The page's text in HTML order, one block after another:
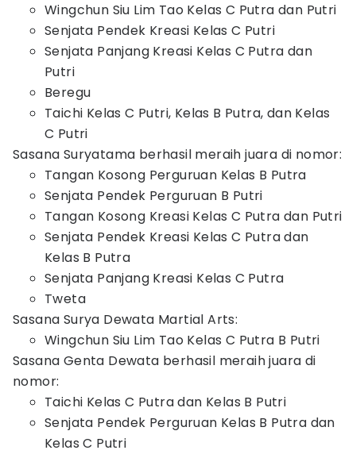
Wingchun Siu Lim Tao Kelas C Putra dan Putri
Senjata Pendek Kreasi Kelas C Putri
Senjata Panjang Kreasi Kelas C Putra dan
Putri
Beregu
Taichi Kelas C Putri, Kelas B Putra, dan Kelas
C Putri
Sasana Suryatama berhasil meraih juara di nomor:
Tangan Kosong Perguruan Kelas B Putra
Senjata Pendek Perguruan B Putri
Tangan Kosong Kreasi Kelas C Putra dan Putri
Senjata Pendek Kreasi Kelas C Putra dan
Kelas B Putra
Senjata Panjang Kreasi Kelas C Putra
Tweta
Sasana Surya Dewata Martial Arts:
Wingchun Siu Lim Tao Kelas C Putra B Putri
Sasana Genta Dewata berhasil meraih juara di
nomor:
Taichi Kelas C Putra dan Kelas B Putri
Senjata Pendek Perguruan Kelas B Putra dan
Kelas C Putri